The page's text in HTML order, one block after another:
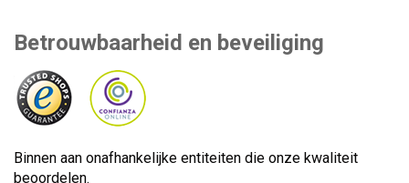
Betrouwbaarheid en beveiliging
Binnen aan onafhankelijke entiteiten die onze kwaliteit
beoordelen.